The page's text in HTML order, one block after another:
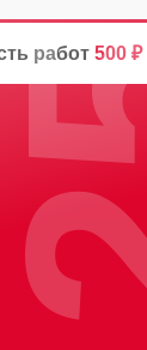
работ 500 ₽